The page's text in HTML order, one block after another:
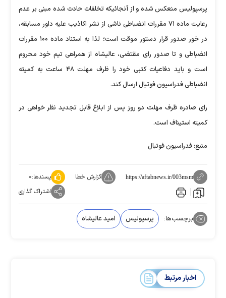
پرسپولیس منعکس شده و از آنجائیکه تخلفات حادث شده مبنی بر عدم
رعایت ماده ۷۱ مقررات انضباطی ناشی از نشر اکاذیب علیه داور مسابقه،
در خور صدور قرار دستور موقت است؛ لذا به استناد ماده ۱۰۰ مقررات
انضباطی و تا صدور رای مقتضی، عالیشاه از همراهی تیم خود محروم
است و باید دفاعیات کتبی خود را ظرف مهلت ۴۸ ساعت به کمیته
انضباطی فدراسیون فوتبال ارسال کند.
رای صادره ظرف مهلت دو روز پس از ابلاغ قابل تجدید نظر خواهی در
کمیته استیناف است.
منبع: فدراسیون فوتبال
https://aftabnews.ir/003msm گزارش خطا پسندها:۰
اشتراک گذاری
برچسب‌ها: پرسپولیس امید عالیشاه
اخبار مرتبط